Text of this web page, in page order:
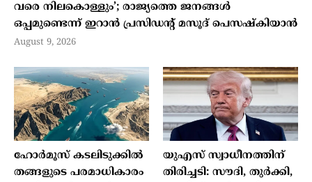
വരെ നിലകൊള്ളും’; രാജ്യത്തെ ജനങ്ങൾ
ഒപ്പമുണ്ടെന്ന് ഇറാൻ പ്രസിഡന്റ് മസൂദ് പെസഷ്കിയാൻ
August 9, 2026
ഹോർമൂസ് കടലിടുക്കിൽ
തങ്ങളുടെ പരമാധികാരം
യുഎസ് സ്വാധീനത്തിന്
തിരിച്ചടി: സൗദി, തുർക്കി,